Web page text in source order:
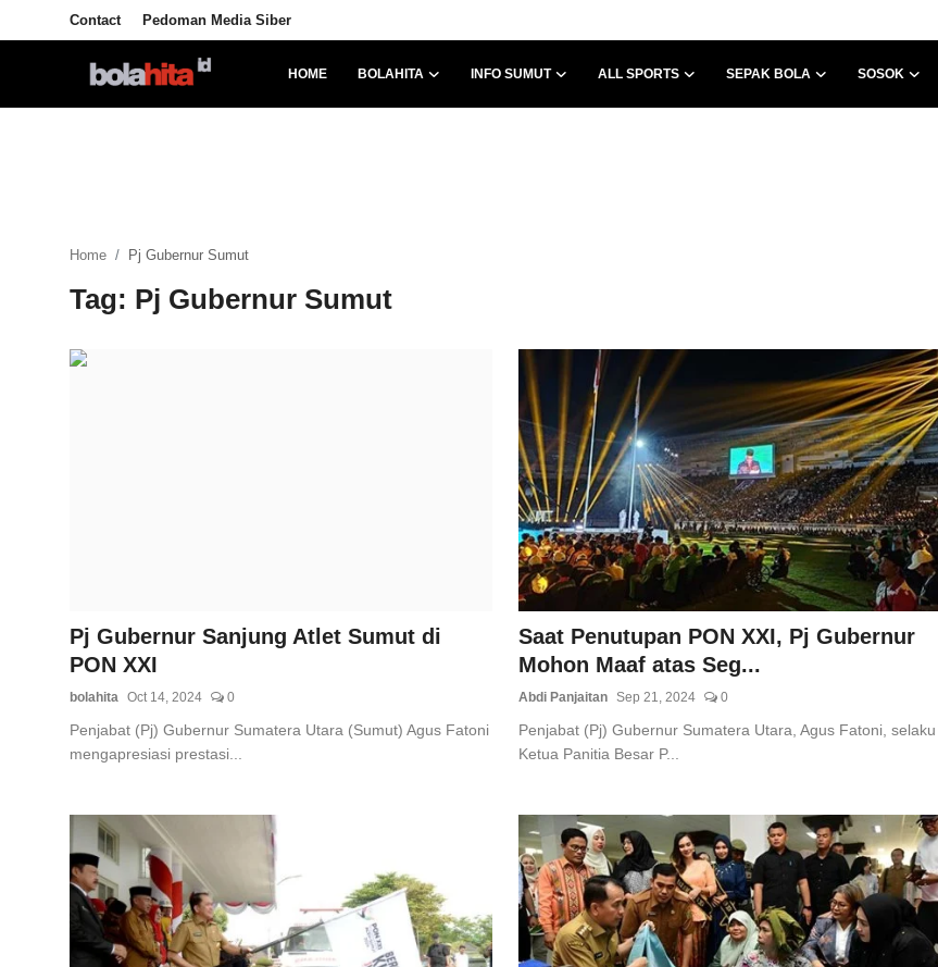
Contact Pedoman Media Siber
HOME BOLAHITA INFO SUMUT ALL SPORTS SEPAK BOLA SOSOK
Home Pj Gubernur Sumut
Tag: Pj Gubernur Sumut
Pj Gubernur Sanjung Atlet Sumut di
PON XXI
bolahita Oct 14, 2024 0
Penjabat (Pj) Gubernur Sumatera Utara (Sumut) Agus Fatoni
mengapresiasi prestasi...
Saat Penutupan PON XXI, Pj Gubernur
Mohon Maaf atas Seg...
Abdi Panjaitan Sep 21, 2024 0
Penjabat (Pj) Gubernur Sumatera Utara, Agus Fatoni, selaku
Ketua Panitia Besar P...